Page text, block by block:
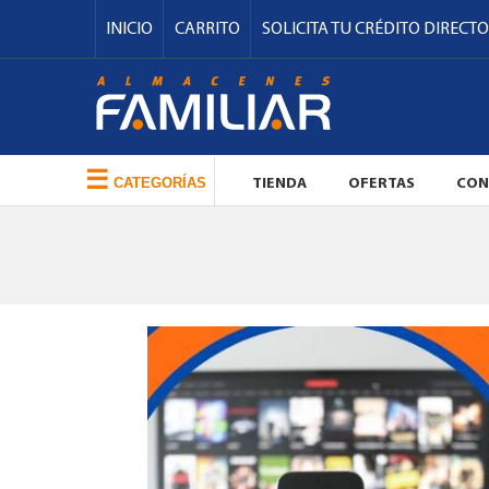
INICIO CARRITO SOLICITA TU CRÉDITO DIRECTO
☰ CATEGORÍAS TIENDA OFERTAS